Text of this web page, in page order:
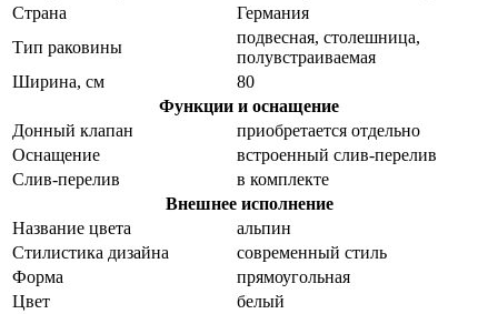
Страна
Германия
Тип раковины
подвесная, столешница,
полувстраиваемая
Ширина, см
80
Функции и оснащение
Донный клапан
приобретается отдельно
Оснащение
встроенный слив-перелив
Слив-перелив
в комплекте
Внешнее исполнение
Название цвета
альпин
Стилистика дизайна
современный стиль
Форма
прямоугольная
Цвет
белый